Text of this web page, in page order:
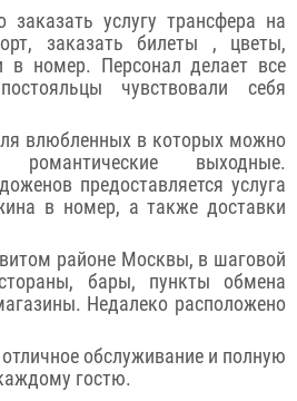
услугу трансфера на
заказать билеты , цветы,
в номер. Персонал делает все
чувствовали себя
влюбленных в которых можно
романтические выходные.
предоставляется услуга
в номер, а также доставки
районе Москвы, в шаговой
бары, пункты обмена
Недалеко расположено
обслуживание и полную
гостю.